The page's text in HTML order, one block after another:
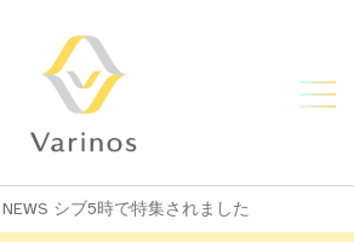
NEWS シブ5時で特集されました